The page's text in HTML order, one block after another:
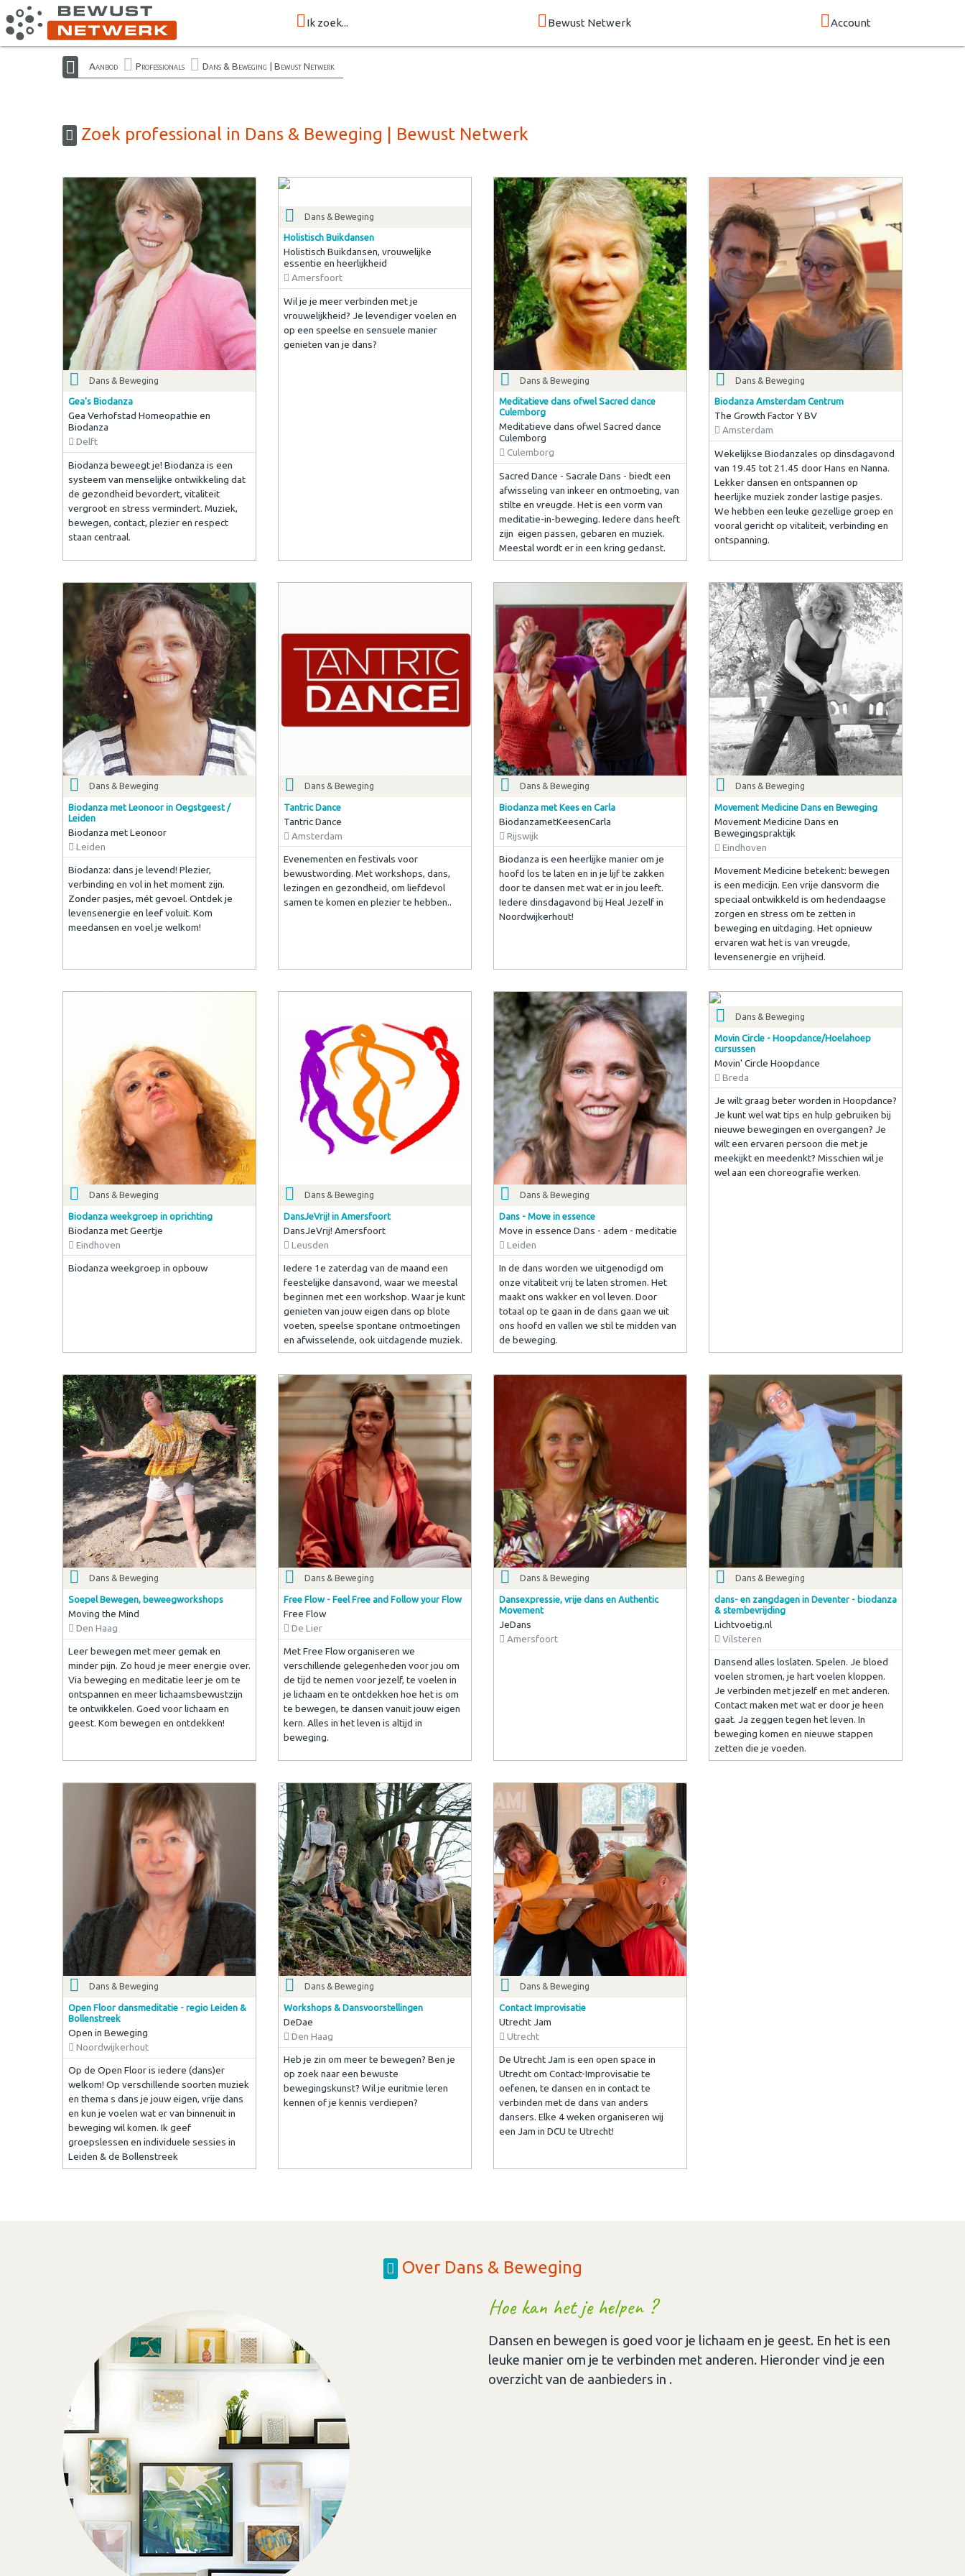
Ik zoek... Bewust Netwerk Account
Aanbod Professionals Dans & Beweging | Bewust Netwerk
Zoek professional in Dans & Beweging | Bewust Netwerk
Dans & Beweging
Gea's Biodanza
Gea Verhofstad Homeopathie en
Biodanza
Delft
Biodanza beweegt je! Biodanza is een
systeem van menselijke ontwikkeling dat
de gezondheid bevordert, vitaliteit
vergroot en stress vermindert. Muziek,
bewegen, contact, plezier en respect
staan centraal.
Dans & Beweging
Holistisch Buikdansen
Holistisch Buikdansen, vrouwelijke
essentie en heerlijkheid
Amersfoort
Wil je je meer verbinden met je
vrouwelijkheid? Je levendiger voelen en
op een speelse en sensuele manier
genieten van je dans?
Dans & Beweging
Meditatieve dans ofwel Sacred dance
Culemborg
Meditatieve dans ofwel Sacred dance
Culemborg
Culemborg
Sacred Dance - Sacrale Dans - biedt een
afwisseling van inkeer en ontmoeting, van
stilte en vreugde. Het is een vorm van
meditatie-in-beweging. Iedere dans heeft
zijn eigen passen, gebaren en muziek.
Meestal wordt er in een kring gedanst.
Dans & Beweging
Biodanza Amsterdam Centrum
The Growth Factor Y BV
Amsterdam
Wekelijkse Biodanzales op dinsdagavond
van 19.45 tot 21.45 door Hans en Nanna.
Lekker dansen en ontspannen op
heerlijke muziek zonder lastige pasjes.
We hebben een leuke gezellige groep en
vooral gericht op vitaliteit, verbinding en
ontspanning.
Dans & Beweging
Biodanza met Leonoor in Oegstgeest /
Leiden
Biodanza met Leonoor
Leiden
Biodanza: dans je levend! Plezier,
verbinding en vol in het moment zijn.
Zonder pasjes, mét gevoel. Ontdek je
levensenergie en leef voluit. Kom
meedansen en voel je welkom!
Dans & Beweging
Tantric Dance
Tantric Dance
Amsterdam
Evenementen en festivals voor
bewustwording. Met workshops, dans,
lezingen en gezondheid, om liefdevol
samen te komen en plezier te hebben..
Dans & Beweging
Biodanza met Kees en Carla
BiodanzametKeesenCarla
Rijswijk
Biodanza is een heerlijke manier om je
hoofd los te laten en in je lijf te zakken
door te dansen met wat er in jou leeft.
Iedere dinsdagavond bij Heal Jezelf in
Noordwijkerhout!
Dans & Beweging
Movement Medicine Dans en Beweging
Movement Medicine Dans en
Bewegingspraktijk
Eindhoven
Movement Medicine betekent: bewegen
is een medicijn. Een vrije dansvorm die
speciaal ontwikkeld is om hedendaagse
zorgen en stress om te zetten in
beweging en uitdaging. Het opnieuw
ervaren wat het is van vreugde,
levensenergie en vrijheid.
Dans & Beweging
Biodanza weekgroep in oprichting
Biodanza met Geertje
Eindhoven
Biodanza weekgroep in opbouw
Dans & Beweging
DansJeVrij! in Amersfoort
DansJeVrij! Amersfoort
Leusden
Iedere 1e zaterdag van de maand een
feestelijke dansavond, waar we meestal
beginnen met een workshop. Waar je kunt
genieten van jouw eigen dans op blote
voeten, speelse spontane ontmoetingen
en afwisselende, ook uitdagende muziek.
Dans & Beweging
Dans - Move in essence
Move in essence Dans - adem - meditatie
Leiden
In de dans worden we uitgenodigd om
onze vitaliteit vrij te laten stromen. Het
maakt ons wakker en vol leven. Door
totaal op te gaan in de dans gaan we uit
ons hoofd en vallen we stil te midden van
de beweging.
Dans & Beweging
Movin Circle - Hoopdance/Hoelahoep
cursussen
Movin' Circle Hoopdance
Breda
Je wilt graag beter worden in Hoopdance?
Je kunt wel wat tips en hulp gebruiken bij
nieuwe bewegingen en overgangen? Je
wilt een ervaren persoon die met je
meekijkt en meedenkt? Misschien wil je
wel aan een choreografie werken.
Dans & Beweging
Soepel Bewegen, beweegworkshops
Moving the Mind
Den Haag
Leer bewegen met meer gemak en
minder pijn. Zo houd je meer energie over.
Via beweging en meditatie leer je om te
ontspannen en meer lichaamsbewustzijn
te ontwikkelen. Goed voor lichaam en
geest. Kom bewegen en ontdekken!
Dans & Beweging
Free Flow - Feel Free and Follow your Flow
Free Flow
De Lier
Met Free Flow organiseren we
verschillende gelegenheden voor jou om
de tijd te nemen voor jezelf, te voelen in
je lichaam en te ontdekken hoe het is om
te bewegen, te dansen vanuit jouw eigen
kern. Alles in het leven is altijd in
beweging.
Dans & Beweging
Dansexpressie, vrije dans en Authentic
Movement
JeDans
Amersfoort
Dans & Beweging
dans- en zangdagen in Deventer - biodanza
& stembevrijding
Lichtvoetig.nl
Vilsteren
Dansend alles loslaten. Spelen. Je bloed
voelen stromen, je hart voelen kloppen.
Je verbinden met jezelf en met anderen.
Contact maken met wat er door je heen
gaat. Ja zeggen tegen het leven. In
beweging komen en nieuwe stappen
zetten die je voeden.
Dans & Beweging
Open Floor dansmeditatie - regio Leiden &
Bollenstreek
Open in Beweging
Noordwijkerhout
Op de Open Floor is iedere (dans)er
welkom! Op verschillende soorten muziek
en thema s dans je jouw eigen, vrije dans
en kun je voelen wat er van binnenuit in
beweging wil komen. Ik geef
groepslessen en individuele sessies in
Leiden & de Bollenstreek
Dans & Beweging
Workshops & Dansvoorstellingen
DeDae
Den Haag
Heb je zin om meer te bewegen? Ben je
op zoek naar een bewuste
bewegingskunst? Wil je euritmie leren
kennen of je kennis verdiepen?
Dans & Beweging
Contact Improvisatie
Utrecht Jam
Utrecht
De Utrecht Jam is een open space in
Utrecht om Contact-Improvisatie te
oefenen, te dansen en in contact te
verbinden met de dans van anders
dansers. Elke 4 weken organiseren wij
een Jam in DCU te Utrecht!
Over Dans & Beweging
Hoe kan het je helpen ?
Dansen en bewegen is goed voor je lichaam en je geest. En het is een
leuke manier om je te verbinden met anderen. Hieronder vind je een
overzicht van de aanbieders in .